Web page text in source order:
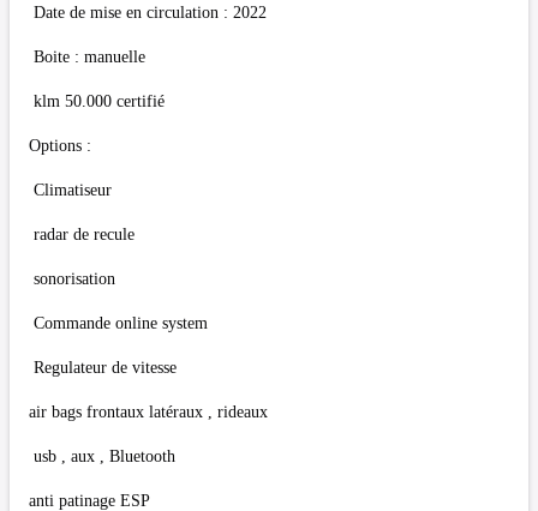
Date de mise en circulation : 2022
Boite : manuelle
klm 50.000 certifié
Options :
Climatiseur
radar de recule
sonorisation
Commande online system
Regulateur de vitesse
air bags frontaux latéraux , rideaux
usb , aux , Bluetooth
anti patinage ESP